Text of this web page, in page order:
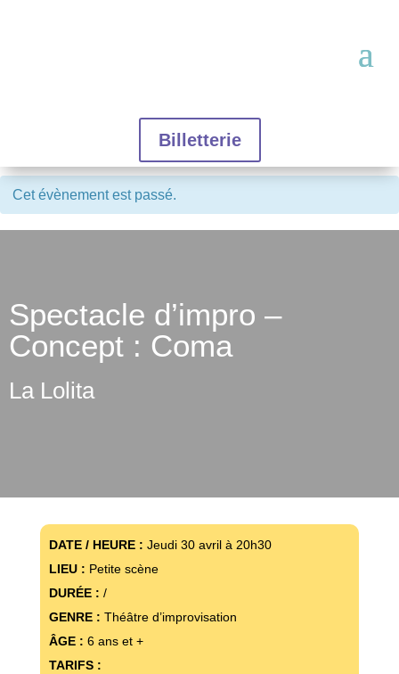
Billetterie
Cet évènement est passé.
Spectacle d’impro –
Concept : Coma
La Lolita
DATE / HEURE : Jeudi 30 avril à 20h30
LIEU : Petite scène
DURÉE : /
GENRE : Théâtre d’improvisation
ÂGE : 6 ans et +
TARIFS :